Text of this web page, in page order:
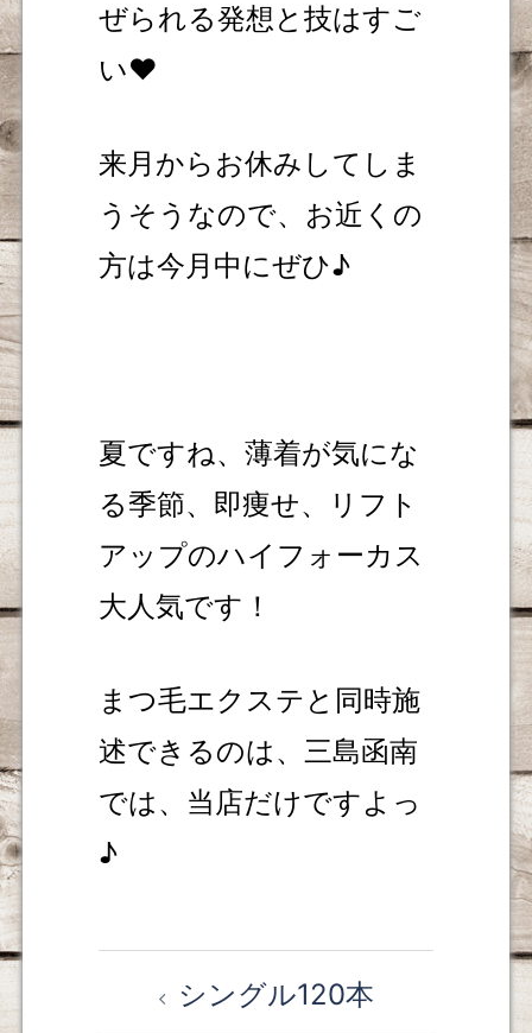
ぜられる発想と技はすご
い❤
来月からお休みしてしま
うそうなので、お近くの
方は今月中にぜひ♪
夏ですね、薄着が気にな
る季節、即痩せ、リフト
アップのハイフォーカス
大人気です！
まつ毛エクステと同時施
述できるのは、三島函南
では、当店だけですよっ
♪
シングル120本